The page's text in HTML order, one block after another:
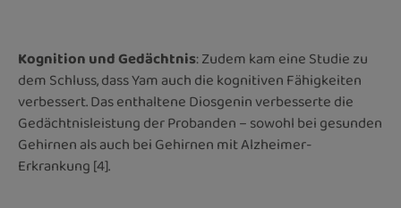
Kognition und Gedächtnis: Zudem kam eine Studie zu
dem Schluss, dass Yam auch die kognitiven Fähigkeiten
verbessert. Das enthaltene Diosgenin verbesserte die
Gedächtnisleistung der Probanden – sowohl bei gesunden
Gehirnen als auch bei Gehirnen mit Alzheimer-
Erkrankung [4].